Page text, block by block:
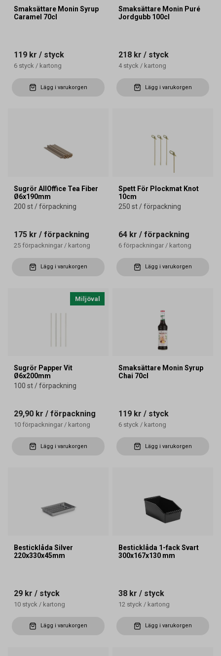
Smaksättare Monin Syrup
Caramel 70cl
119 kr / styck
6 styck / kartong
Lägg i varukorgen
Smaksättare Monin Puré
Jordgubb 100cl
218 kr / styck
4 styck / kartong
Lägg i varukorgen
Sugrör AllOffice Tea Fiber
Ø6x190mm
200 st / förpackning
175 kr / förpackning
25 förpackningar / kartong
Lägg i varukorgen
Spett För Plockmat Knot
10cm
250 st / förpackning
64 kr / förpackning
6 förpackningar / kartong
Lägg i varukorgen
Miljöval
Sugrör Papper Vit
Ø6x200mm
100 st / förpackning
29,90 kr / förpackning
10 förpackningar / kartong
Lägg i varukorgen
Smaksättare Monin Syrup
Chai 70cl
119 kr / styck
6 styck / kartong
Lägg i varukorgen
Besticklåda Silver
220x330x45mm
29 kr / styck
10 styck / kartong
Lägg i varukorgen
Besticklåda 1-fack Svart
300x167x130 mm
38 kr / styck
12 styck / kartong
Lägg i varukorgen